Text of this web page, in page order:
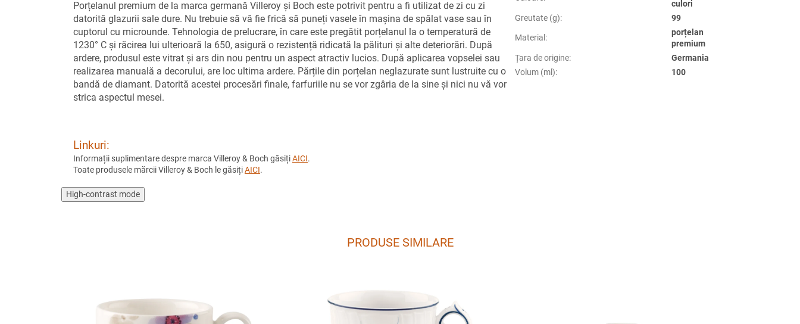
Porțelanul premium de la marca germană Villeroy și Boch este potrivit pentru a fi utilizat de zi cu zi
datorită glazurii sale dure. Nu trebuie să vă fie frică să puneți vasele în mașina de spălat vase sau în
cuptorul cu microunde. Tehnologia de prelucrare, în care este pregătit porțelanul la o temperatură de
1230° C și răcirea lui ulterioară la 650, asigură o rezistență ridicată la pălituri și alte deteriorări. După
ardere, produsul este vitrat și ars din nou pentru un aspect atractiv lucios. După aplicarea vopselei sau
realizarea manuală a decorului, are loc ultima ardere. Părțile din porțelan neglazurate sunt lustruite cu o
bandă de diamant. Datorită acestei procesări finale, farfuriile nu se vor zgâria de la sine și nici nu vă vor
strica aspectul mesei.
Linkuri:
Informații suplimentare despre marca Villeroy & Boch găsițiAICI.
Toate produsele mărcii Villeroy & Boch le găsițiAICI.
culori
Greutate (g): 99
Material :
porțelan
premium
Țara de origine:
Germania
Volum (ml): 100
High-contrast mode
PRODUSE SIMILARE